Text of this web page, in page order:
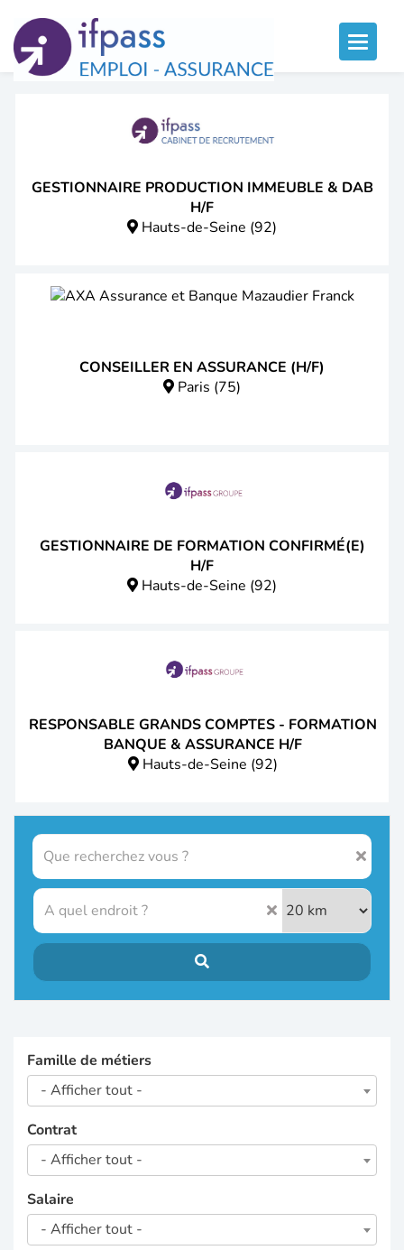
Toggle
GESTIONNAIRE PRODUCTION IMMEUBLE & DAB
H/F
Hauts-de-Seine (92)
CONSEILLER EN ASSURANCE (H/F)
Paris (75)
GESTIONNAIRE DE FORMATION CONFIRMÉ(E)
H/F
Hauts-de-Seine (92)
RESPONSABLE GRANDS COMPTES - FORMATION
BANQUE & ASSURANCE H/F
Hauts-de-Seine (92)
Famille de métiers
- Afficher tout -
Contrat
- Afficher tout -
Salaire
- Afficher tout -